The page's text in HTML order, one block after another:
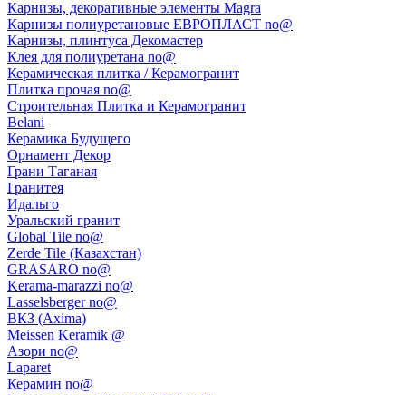
Карнизы, декоративные элементы Magra
Карнизы полиуретановые ЕВРОПЛАСТ no@
Карнизы, плинтуса Декомастер
Клея для полиуретана no@
Керамическая плитка / Керамогранит
Плитка прочая no@
Строительная Плитка и Керамогранит
Belani
Керамика Будущего
Орнамент Декор
Грани Таганая
Гранитея
Идальго
Уральский гранит
Global Tile no@
Zerde Tile (Казахстан)
GRASARO no@
Kerama-marazzi no@
Lasselsberger no@
ВКЗ (Axima)
Meissen Keramik @
Азори no@
Laparet
Керамин no@